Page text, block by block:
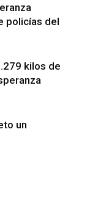
policías del
kilos de
un